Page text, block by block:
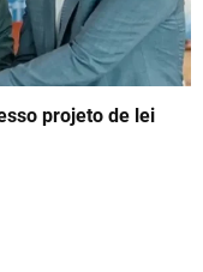
projeto de lei